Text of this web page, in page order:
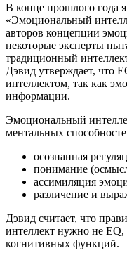
В конце прошлого года
«Эмоциональный
авторов концепции
некоторые эксперты
традиционный
Дэвид утверждает, что
интеллектом, так как
информации.
Эмоциональный
ментальных
осознанная
понимание
ассимиляция
различение и
Дэвид считает, что
интеллект нужно не
когнитивных функций.